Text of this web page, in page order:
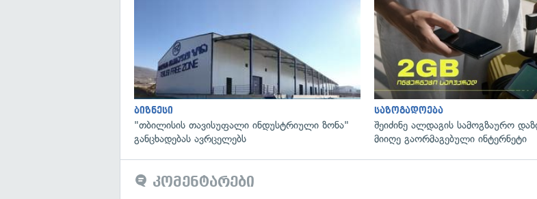
ბიზნესი
"თბილისის თავისუფალი ინდუსტრიული ზონა"
განცხადებას ავრცელებს
საზოგადოება
შეიძინე ალდაგის სამოგზაურო
მიიღე გაორმაგებული ინტერნეტი
კომენტარები